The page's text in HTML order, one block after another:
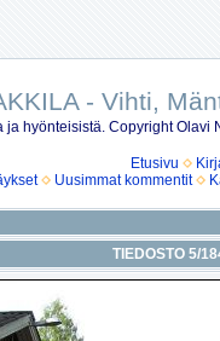
- Vihti,
ja hyönteisistä. Copyright
Etusivu
Uusimmat kommentit
TIEDOSTO 5/